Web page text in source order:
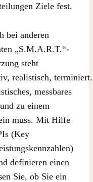
Ziele fest.
bei anderen
„S.M.A.R.T.“-
steht
realistisch,
messbares
zu einem
muss. Mit Hilfe
(Key
definieren einen
Sie, ob Sie ein